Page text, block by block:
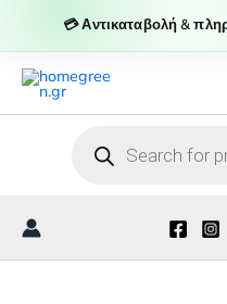
💳 Αντικαταβολή &
Μετάβαση
στο
περιεχόμενο
search